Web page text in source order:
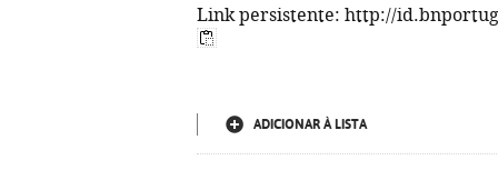
Link persistente: http://
ADICIONAR À LISTA